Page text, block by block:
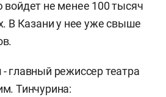
войдет не менее 100 тысяч
В Казани у нее уже свыше
- главный режиссер театра
Тинчурина: